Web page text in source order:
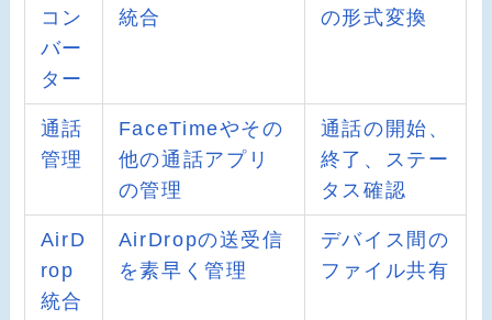
コン
バー
ター
統合
の形式変換
通話
管理
FaceTimeやその
他の通話アプリ
の管理
通話の開始、
終了、ステー
タス確認
AirD
rop
統合
AirDropの送受信
を素早く管理
デバイス間の
ファイル共有